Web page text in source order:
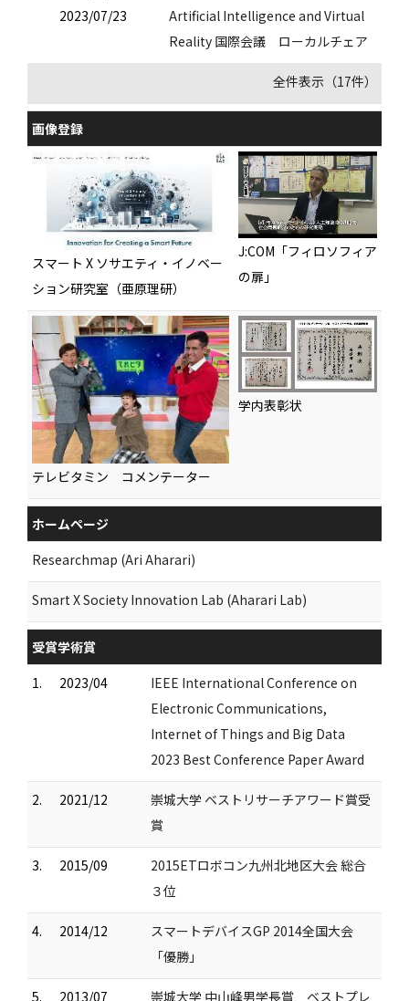
2023/07/23
Artificial Intelligence and Virtual
Reality 国際会議 ローカルチェア
全件表示（17件）
画像登録
スマート X ソサエティ・イノベー
ション研究室（亜原理研）
J:COM「フィロソフィア
の扉」
テレビタミン コメンテーター
学内表彰状
ホームページ
Researchmap (Ari Aharari)
Smart X Society Innovation Lab (Aharari Lab)
受賞学術賞
1.
2023/04
IEEE International Conference on
Electronic Communications,
Internet of Things and Big Data
2023 Best Conference Paper Award
2. 2021/12
崇城大学 ベストリサーチアワード賞受
賞
3. 2015/09
2015ETロボコン九州北地区大会 総合
３位
4. 2014/12
スマートデバイスGP 2014全国大会
「優勝」
5. 2013/07
崇城大学 中山峰男学長賞 ベストプレ